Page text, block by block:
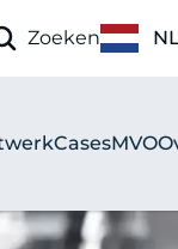
Zoeken
CasesMVO